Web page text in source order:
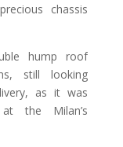
chassis
hump roof
still looking
as it was
the Milan’s